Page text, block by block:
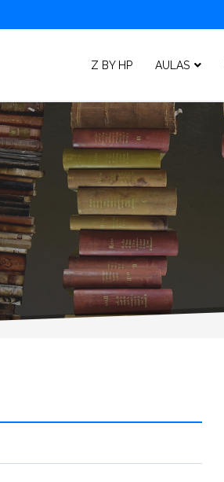
Z BY HP AULAS